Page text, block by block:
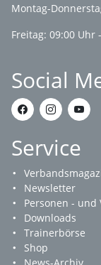
Montag-
Freitag: 09:00 Uhr
Social
Service
Newsletter
Personen - und
Downloads
Trainerbörse
Shop